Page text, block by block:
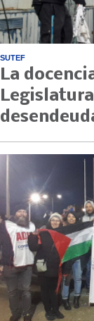
SUTEF
La